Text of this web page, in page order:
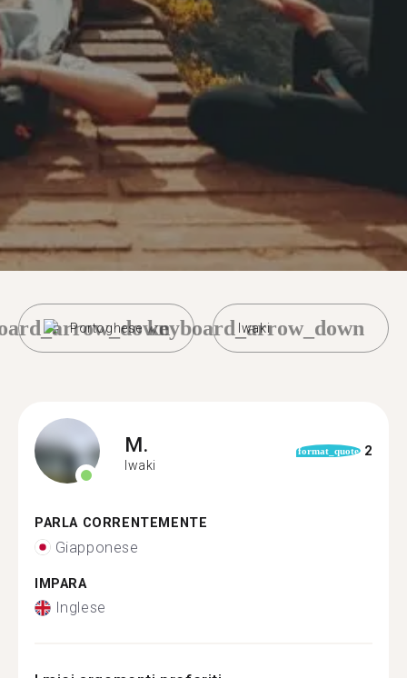
Portoghese Iwaki
keyboard_arrow_down
M.
Iwaki
format_quote 2
PARLA CORRENTEMENTE
Giapponese
IMPARA
Inglese